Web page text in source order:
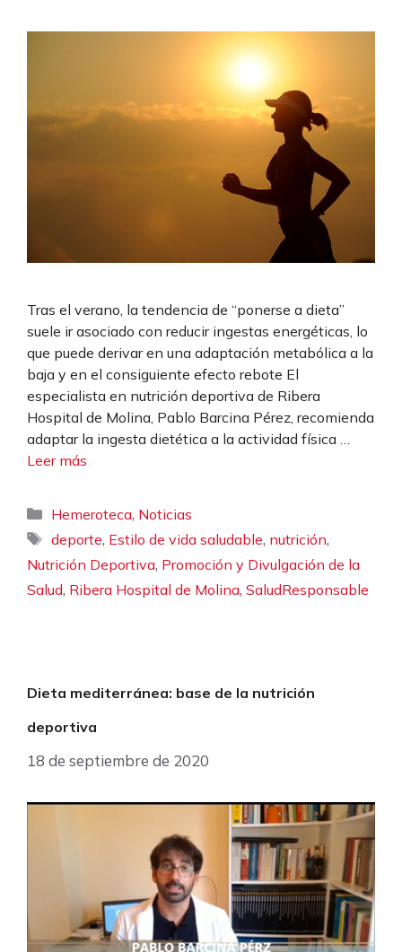
Tras el verano, la tendencia de “ponerse a dieta”
suele ir asociado con reducir ingestas energéticas, lo
que puede derivar en una adaptación metabólica a la
baja y en el consiguiente efecto rebote El
especialista en nutrición deportiva de Ribera
Hospital de Molina, Pablo Barcina Pérez, recomienda
adaptar la ingesta dietética a la actividad física …
Leer más
Categorías
Hemeroteca, Noticias
Etiquetas
deporte, Estilo de vida saludable, nutrición,
Nutrición Deportiva, Promoción y Divulgación de la
Salud, Ribera Hospital de Molina, SaludResponsable
Dieta mediterránea: base de la nutrición
deportiva
18 de septiembre de 2020